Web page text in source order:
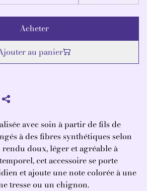
Acheter
au panier
avec soin à partir de fils de
à des fibres synthétiques selon
doux, léger et agréable à
cet accessoire se porte
et ajoute une note colorée à une
tresse ou un chignon.